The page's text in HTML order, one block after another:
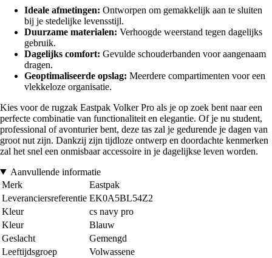
Ideale afmetingen: Ontworpen om gemakkelijk aan te sluiten
bij je stedelijke levensstijl.
Duurzame materialen: Verhoogde weerstand tegen dagelijks
gebruik.
Dagelijks comfort: Gevulde schouderbanden voor aangenaam
dragen.
Geoptimaliseerde opslag: Meerdere compartimenten voor een
vlekkeloze organisatie.
Kies voor de rugzak Eastpak Volker Pro als je op zoek bent naar een
perfecte combinatie van functionaliteit en elegantie. Of je nu student,
professional of avonturier bent, deze tas zal je gedurende je dagen van
groot nut zijn. Dankzij zijn tijdloze ontwerp en doordachte kenmerken
zal het snel een onmisbaar accessoire in je dagelijkse leven worden.
Aanvullende informatie
Merk
Eastpak
Leveranciersreferentie EK0A5BL54Z2
Kleur
cs navy pro
Kleur
Blauw
Geslacht
Gemengd
Leeftijdsgroep
Volwassene